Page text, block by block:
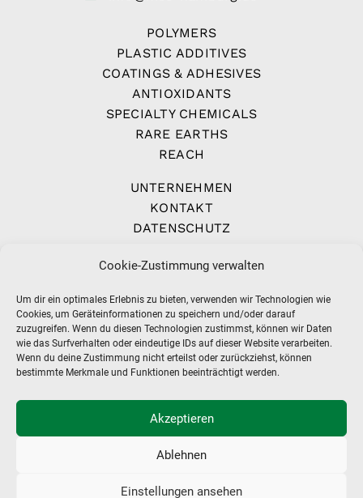
Cookie-Zustimmung verwalten
Um dir ein optimales Erlebnis zu bieten, verwenden wir Technologien wie
Cookies, um Geräteinformationen zu speichern und/oder darauf
zuzugreifen. Wenn du diesen Technologien zustimmst, können wir Daten
wie das Surfverhalten oder eindeutige IDs auf dieser Website verarbeiten.
Wenn du deine Zustimmung nicht erteilst oder zurückziehst, können
bestimmte Merkmale und Funktionen beeinträchtigt werden.
Akzeptieren
Ablehnen
Einstellungen ansehen
POLYMERS
PLASTIC ADDITIVES
COATINGS & ADHESIVES
ANTIOXIDANTS
SPECIALTY CHEMICALS
RARE EARTHS
REACH
UNTERNEHMEN
KONTAKT
DATENSCHUTZ
AGB